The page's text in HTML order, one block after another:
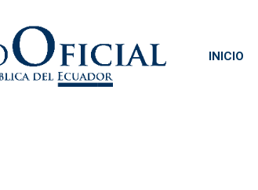
INICIO